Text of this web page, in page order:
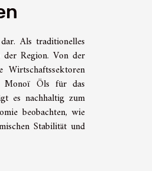
Als traditionelles
Region. Von der
Monoï Öls für das
es nachhaltig zum
beobachten, wie
Stabilität und